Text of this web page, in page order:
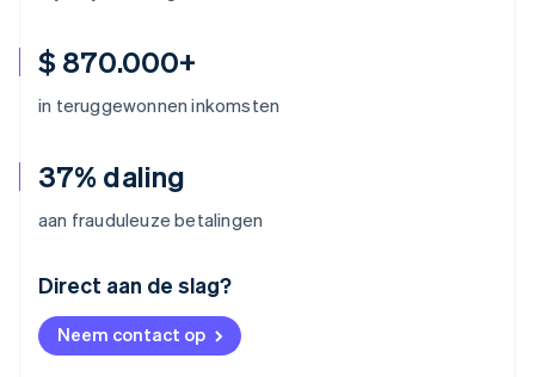
$ 870.000+
in teruggewonnen inkomsten
37% daling
aan frauduleuze betalingen
Direct aan de slag?
Neem contact op
Australië
English
België
NederlandsFrançais Deutsch